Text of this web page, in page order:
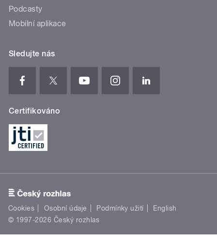
Podcasty
Mobilní aplikace
Sledujte nás
Certifikováno
Cookies Osobní údaje Podmínky užití
English
© 1997-2026 Český rozhlas